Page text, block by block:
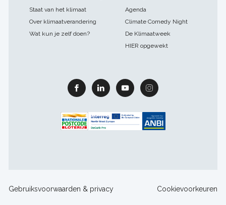
Staat van het klimaat
Over klimaatverandering
Wat kun je zelf doen?
Agenda
Climate Comedy Night
De Klimaatweek
HIER opgewekt
Facebook Linkedin Youtube Instagram
Footer
Gebruiksvoorwaarden & privacy Cookievoorkeuren